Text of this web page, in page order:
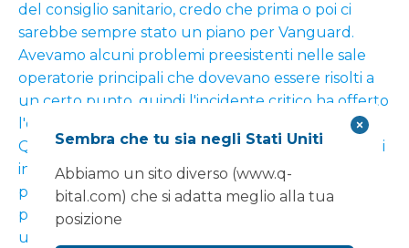
del consiglio sanitario, credo che prima o poi ci
sarebbe sempre stato un piano per Vanguard.
Avevamo alcuni problemi preesistenti nelle sale
operatorie principali che dovevano essere risolti a
un certo punto, quindi l'incidente critico ha offerto
l'opportunità di risolvere anche altri problemi.
Quindi, c'è un lato positivo nel fatto che siamo stati
in grado di svolgere quel lavoro durante questo
periodo nelle sale operatorie principali. Quindi,
penso che Vanguard sarebbe sempre stata
un'opzione per noi, e la questione era dove
Sembra che tu sia negli Stati Uniti
Abbiamo un sito diverso (www.q-
bital.com) che si adatta meglio alla tua
posizione